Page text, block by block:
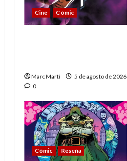
Cine Cómic
Marc Martí
5 de agosto de 2026
0
Cómic Reseña